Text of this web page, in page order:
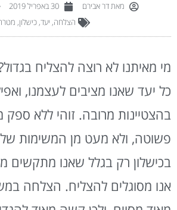
מאתדר אבירם 30 באפריל 2019
הצלחה, יעד,כישלון,
מי מאיתנו לא רוצה להצליח
כל יעד שאנו מציבים לעצמנו,
בהצטיינות מרובה. זוהי ללא
פשוטה, ולא מעט מן המשימות
בכישלון רק בגלל שאנו מתקשים
אנו מסוגלים להצליח. הצלחה